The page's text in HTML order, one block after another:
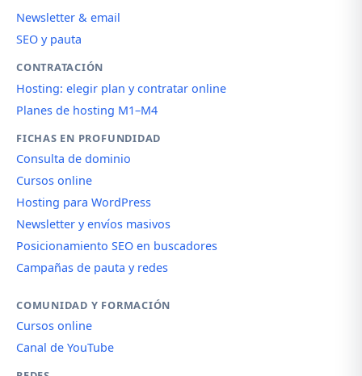
Newsletter & email
SEO y pauta
CONTRATACIÓN
Hosting: elegir plan y contratar online
Planes de hosting M1–M4
FICHAS EN PROFUNDIDAD
Consulta de dominio
Cursos online
Hosting para WordPress
Newsletter y envíos masivos
Posicionamiento SEO en buscadores
Campañas de pauta y redes
COMUNIDAD Y FORMACIÓN
Cursos online
Canal de YouTube